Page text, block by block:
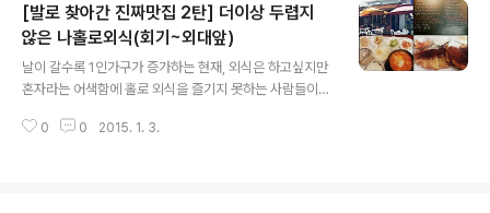
w.rail-ro.com ] 특히 25세 이하의 청춘이라면 한장의 기
차표로 4박5일, 6박7일로 우리나라 방방곡곡 어디든 갈
수 있는 ‘내일로’를 추천해주고 싶다. 교통비뿐만 아니라 입
장료와 숙소 등 내일로 할인을 받을수 있고 또한 우리나라
때문이다. 청춘이라면 오늘 갈 여행을 내일로 미루지 않기
[발로 찾아간 진짜맛집 2탄] 더이상 두렵지
않은 나홀로외식(회기~외대앞)
날이 갈수록 1인가구가 증가하는 현재, 외식은 하고싶지만
혼자라는 어색함에 홀로 외식을 즐기지 못하는 사람들이
인가구 유형별 주택정책 방향연구결과」조사에 따르면 서울
0 0 2015. 1. 3.